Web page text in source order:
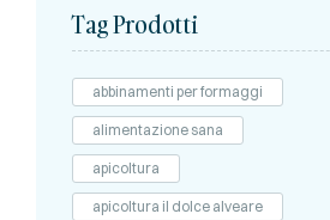
Tag Prodotti
abbinamenti per formaggi
alimentazione sana
apicoltura
apicoltura il dolce alveare